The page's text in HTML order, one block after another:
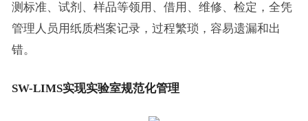
测标准、试剂、样品等领用、借用、维修、检定，全凭
管理人员用纸质档案记录，过程繁琐，容易遗漏和出
错。
SW-LIMS实现实验室规范化管理